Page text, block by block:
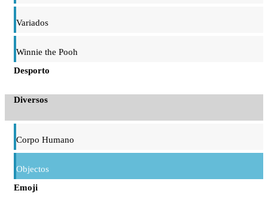
Variados
Winnie the Pooh
Desporto
Diversos
Corpo Humano
Objectos
Emoji